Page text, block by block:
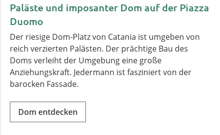
Paläste und imposanter Dom auf der Piazza
Duomo
Der riesige Dom-Platz von Catania ist umgeben von
reich verzierten Palästen. Der prächtige Bau des
Doms verleiht der Umgebung eine große
Anziehungskraft. Jedermann ist fasziniert von der
barocken Fassade.
Dom entdecken